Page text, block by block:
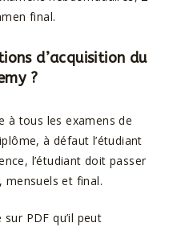
final.
d’acquisition du
?
à tous les examens de
à défaut l’étudiant
l’étudiant doit passer
mensuels et final.
PDF qu’il peut